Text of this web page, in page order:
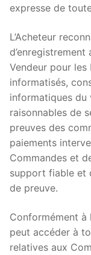
expresse de
L’Acheteur
Vendeur pour
informatisés,
informatiques du
raisonnables de
preuves des
paiements
Commandes et
support fiable et
de preuve.
Conformément à
peut accéder à
relatives aux